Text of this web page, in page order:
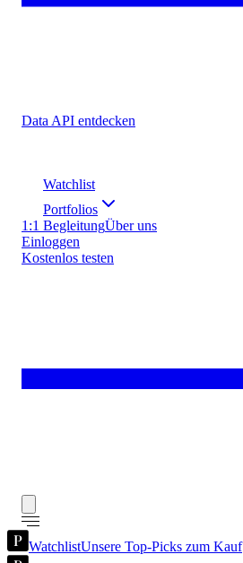
Data API entdecken
Watchlist
Portfolios
1:1 BegleitungÜber uns
Einloggen
Kostenlos testen
WatchlistUnsere Top-Picks zum Kauf